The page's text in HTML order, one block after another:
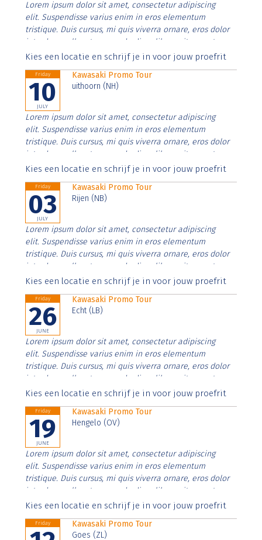
Lorem ipsum dolor sit amet, consectetur adipiscing
elit. Suspendisse varius enim in eros elementum
tristique. Duis cursus, mi quis viverra ornare, eros dolor
interdum nulla, ut commodo diam libero vitae erat.
Aenean faucibus nibh et justo cursus id rutrum lorem
Kies een locatie en schrijf je in voor jouw proefrit
Friday
10
JULY
Kawasaki Promo Tour
uithoorn (NH)
Lorem ipsum dolor sit amet, consectetur adipiscing
elit. Suspendisse varius enim in eros elementum
tristique. Duis cursus, mi quis viverra ornare, eros dolor
interdum nulla, ut commodo diam libero vitae erat.
Aenean faucibus nibh et justo cursus id rutrum lorem
Kies een locatie en schrijf je in voor jouw proefrit
Friday
03
JULY
Kawasaki Promo Tour
Rijen (NB)
Lorem ipsum dolor sit amet, consectetur adipiscing
elit. Suspendisse varius enim in eros elementum
tristique. Duis cursus, mi quis viverra ornare, eros dolor
interdum nulla, ut commodo diam libero vitae erat.
Aenean faucibus nibh et justo cursus id rutrum lorem
Kies een locatie en schrijf je in voor jouw proefrit
Friday
26
JUNE
Kawasaki Promo Tour
Echt (LB)
Lorem ipsum dolor sit amet, consectetur adipiscing
elit. Suspendisse varius enim in eros elementum
tristique. Duis cursus, mi quis viverra ornare, eros dolor
interdum nulla, ut commodo diam libero vitae erat.
Aenean faucibus nibh et justo cursus id rutrum lorem
Kies een locatie en schrijf je in voor jouw proefrit
Friday
19
JUNE
Kawasaki Promo Tour
Hengelo (OV)
Lorem ipsum dolor sit amet, consectetur adipiscing
elit. Suspendisse varius enim in eros elementum
tristique. Duis cursus, mi quis viverra ornare, eros dolor
interdum nulla, ut commodo diam libero vitae erat.
Aenean faucibus nibh et justo cursus id rutrum lorem
Kies een locatie en schrijf je in voor jouw proefrit
Friday
Kawasaki Promo Tour
Goes (ZL)